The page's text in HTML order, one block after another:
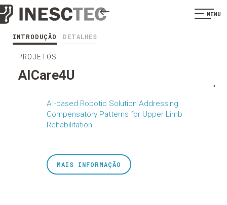
MENU
INTRODUÇÃO DETALHES
PROJETOS
AICare4U
AI-based Robotic Solution Addressing
Compensatory Patterns for Upper Limb
Rehabilitation
<
MAIS INFORMAÇÃO